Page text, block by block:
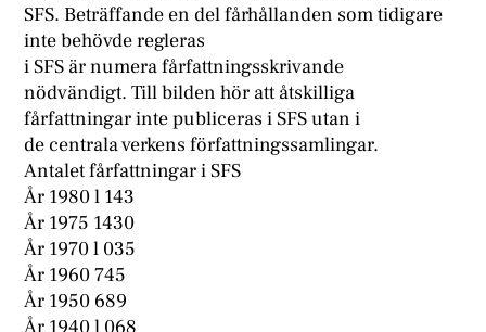
SFS. Beträffande en del fårhållanden som tidigare
inte behövde regleras
i SFS är numera fårfattningsskrivande
nödvändigt. Till bilden hör att åtskilliga
fårfattningar inte publiceras i SFS utan i
de centrala verkens författningssamlingar.
Antalet fårfattningar i SFS
År 1980 l 143
År 1975 1430
År 1970 l 035
År 1960 745
År 1950 689